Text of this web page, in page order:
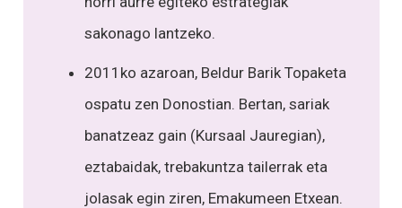
sakonago lantzeko.
2011ko azaroan, Beldur Barik Topaketa
ospatu zen Donostian. Bertan, sariak
banatzeaz gain (Kursaal Jauregian),
eztabaidak, trebakuntza tailerrak eta
jolasak egin ziren, Emakumeen Etxean.